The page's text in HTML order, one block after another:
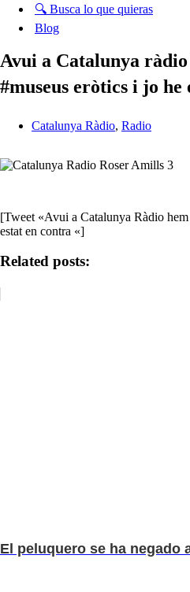
🔍 Busca lo que quieras
Blog
Avui a Catalunya
#museus eròtics i jo he
Catalunya Ràdio, Radio
[Tweet «Avui a Catalunya Ràdio
estat en contra «]
Related posts:
El peluquero se ha negado